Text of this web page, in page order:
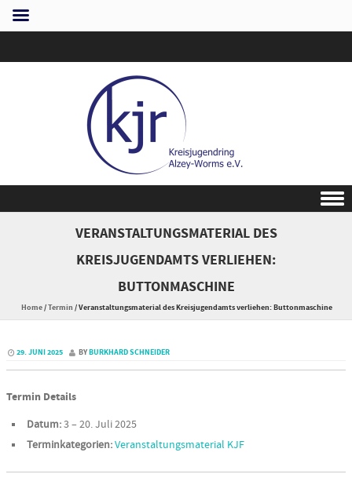
VERANSTALTUNGSMATERIAL DES
KREISJUGENDAMTS VERLIEHEN:
BUTTONMASCHINE
Home/Termin /Veranstaltungsmaterial des Kreisjugendamts verliehen: Buttonmaschine
29. JUNI 2025 BYBURKHARD SCHNEIDER
Termin Details
Datum:3– 20. Juli 2025
Terminkategorien:Veranstaltungsmaterial KJF